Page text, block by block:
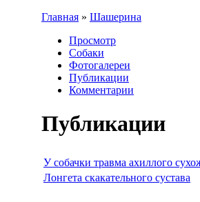
Главная » Шашерина
Просмотр
Собаки
Фотогалереи
Публикации
Комментарии
Публикации
У собачки травма ахиллого
Лонгета скакательного сустава